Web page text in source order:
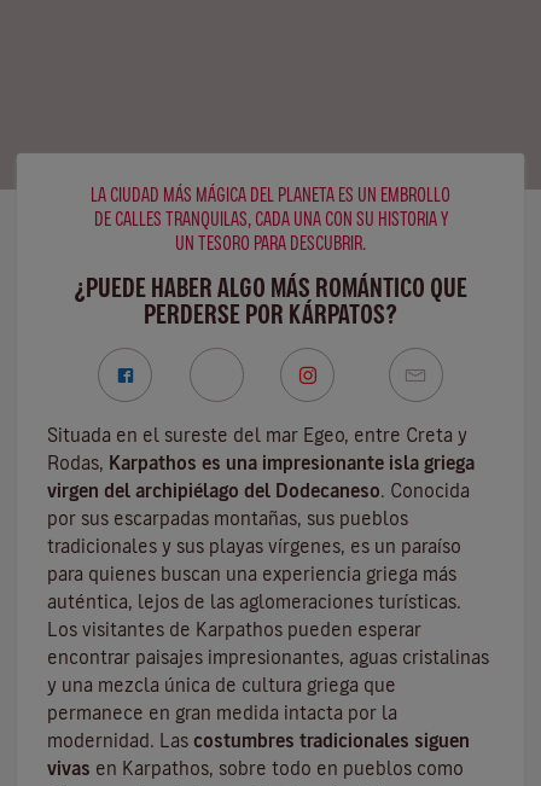
LA CIUDAD MÁS MÁGICA DEL PLANETA ES UN EMBROLLO
DE CALLES TRANQUILAS, CADA UNA CON SU HISTORIA Y
UN TESORO PARA DESCUBRIR.
¿PUEDE HABER ALGO MÁS ROMÁNTICO QUE
PERDERSE POR KÁRPATOS?
Situada en el sureste del mar Egeo, entre Creta y
Rodas, Karpathos es una impresionante isla griega
virgen del archipiélago del Dodecaneso. Conocida
por sus escarpadas montañas, sus pueblos
tradicionales y sus playas vírgenes, es un paraíso
para quienes buscan una experiencia griega más
auténtica, lejos de las aglomeraciones turísticas.
Los visitantes de Karpathos pueden esperar
encontrar paisajes impresionantes, aguas cristalinas
y una mezcla única de cultura griega que
permanece en gran medida intacta por la
modernidad. Las costumbres tradicionales siguen
vivas en Karpathos, sobre todo en pueblos como